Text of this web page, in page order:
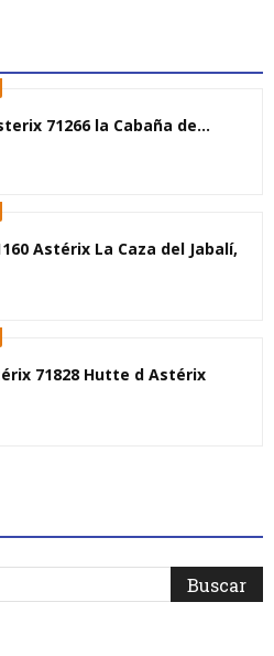
71266 la Cabaña de...
Astérix La Caza del Jabalí,
71828 Hutte d Astérix